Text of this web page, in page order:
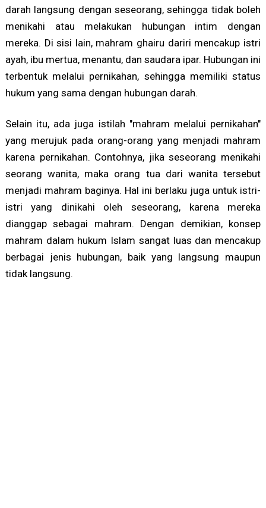
darah langsung dengan seseorang, sehingga tidak boleh
menikahi atau melakukan hubungan intim dengan
mereka. Di sisi lain, mahram ghairu dariri mencakup istri
ayah, ibu mertua, menantu, dan saudara ipar. Hubungan ini
terbentuk melalui pernikahan, sehingga memiliki status
hukum yang sama dengan hubungan darah.
Selain itu, ada juga istilah "mahram melalui pernikahan"
yang merujuk pada orang-orang yang menjadi mahram
karena pernikahan. Contohnya, jika seseorang menikahi
seorang wanita, maka orang tua dari wanita tersebut
menjadi mahram baginya. Hal ini berlaku juga untuk istri-
istri yang dinikahi oleh seseorang, karena mereka
dianggap sebagai mahram. Dengan demikian, konsep
mahram dalam hukum Islam sangat luas dan mencakup
berbagai jenis hubungan, baik yang langsung maupun
tidak langsung.